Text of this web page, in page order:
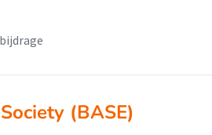
(BASE)